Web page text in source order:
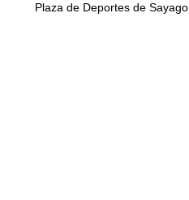
Plaza de Deportes de Sayago.